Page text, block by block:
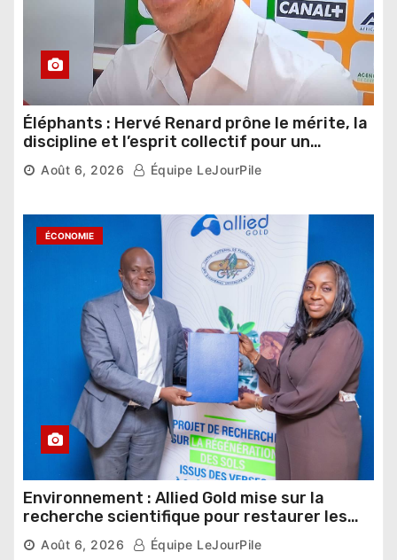
Éléphants : Hervé Renard prône le mérite, la
discipline et l’esprit collectif pour un
nouveau départ
Août 6, 2026 Équipe LeJourPile
ÉCONOMIE
Environnement : Allied Gold mise sur la
recherche scientifique pour restaurer les
sols de ses sites miniers
Août 6, 2026 Équipe LeJourPile